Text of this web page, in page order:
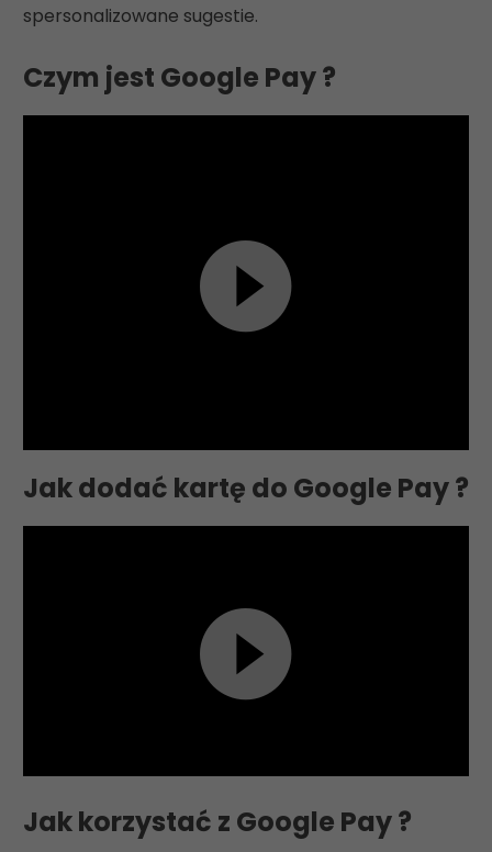
spersonalizowane sugestie.
Czym jest Google Pay ?
video
Jak dodać kartę do Google Pay ?
video
Jak korzystać z Google Pay ?